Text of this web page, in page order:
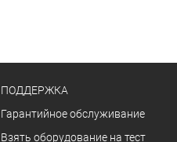
ПОДДЕРЖКА
Гарантийное обслуживание
Взять оборудование на тест